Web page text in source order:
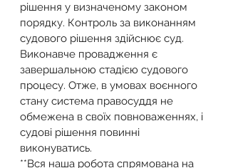
рішення у визначеному законом
порядку. Контроль за виконанням
судового рішення здійснює суд.
Виконавче провадження є
завершальною стадією судового
процесу. Отже, в умовах воєнного
стану система правосуддя не
обмежена в своїх повноваженнях, і
судові рішення повинні
виконуватись.
**Вся наша робота спрямована на